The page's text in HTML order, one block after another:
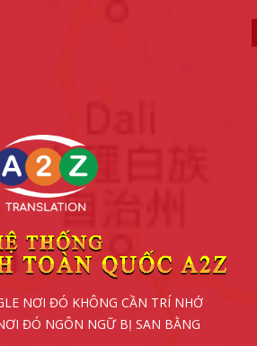
NƠI ĐÓ KHÔNG CẦN TRÍ NHỚ
ĐÓ NGÔN NGỮ BỊ SAN BẰNG